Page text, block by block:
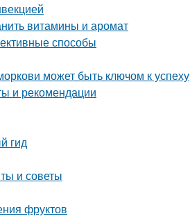
витамины и аромат
способы
может быть ключом к успеху
и рекомендации
гид
и советы
фруктов